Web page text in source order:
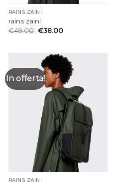
RAINS ZAINI
rains zaini
€49.00 €38.00
In offerta!
RAINS ZAINI